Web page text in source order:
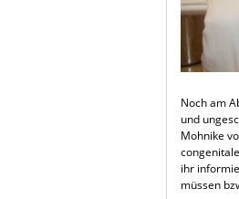
Noch am
und
Mohnike
ihr
müssen